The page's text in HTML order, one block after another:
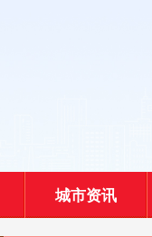
城市资讯